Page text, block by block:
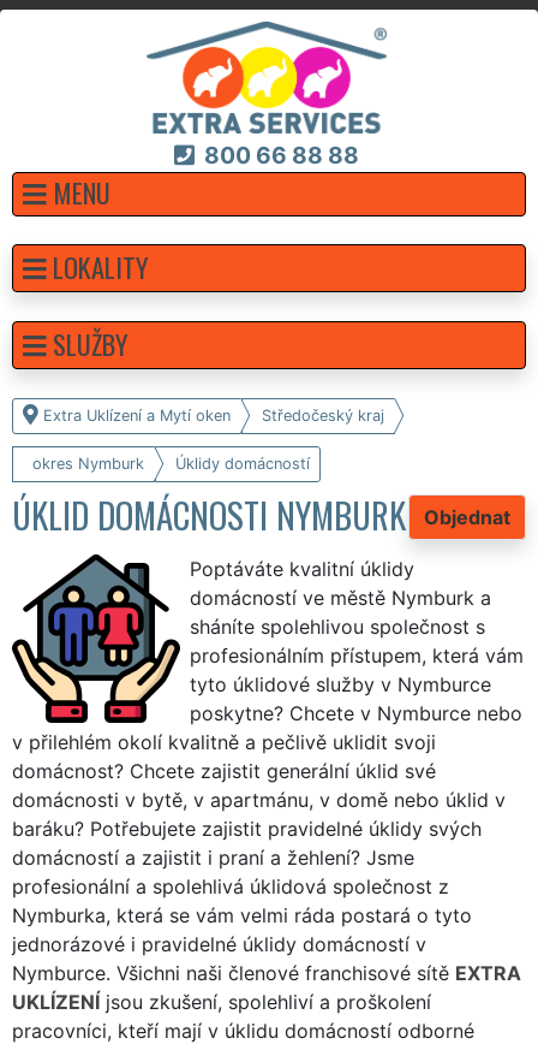
800 66 88 88
MENU
Extra Uklízení a Mytí oken Středočeský kraj
okres Nymburk Úklidy domácností
Objednat
ÚKLID DOMÁCNOSTI NYMBURK
Poptáváte kvalitní úklidy
domácností ve městě Nymburk a
sháníte spolehlivou společnost s
profesionálním přístupem, která vám
tyto úklidové služby v Nymburce
poskytne? Chcete v Nymburce nebo
v přilehlém okolí kvalitně a pečlivě uklidit svoji
domácnost? Chcete zajistit generální úklid své
domácnosti v bytě, v apartmánu, v domě nebo úklid v
baráku? Potřebujete zajistit pravidelné úklidy svých
domácností a zajistit i praní a žehlení? Jsme
profesionální a spolehlivá úklidová společnost z
Nymburka, která se vám velmi ráda postará o tyto
jednorázové i pravidelné úklidy domácností v
Nymburce. Všichni naši členové franchisové sítě EXTRA
UKLÍZENÍ jsou zkušení, spolehliví a proškolení
pracovníci, kteří mají v úklidu domácností odborné
LOKALITY
SLUŽBY